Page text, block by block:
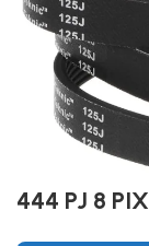
444 PJ 8 PIX